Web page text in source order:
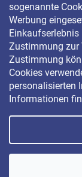
sogenannte
Werbung
Einkaufserlebnis
Zustimmung zur
Zustimmung
Cookies
personalisierten
Informationen
Für Aktionen,
Copyright